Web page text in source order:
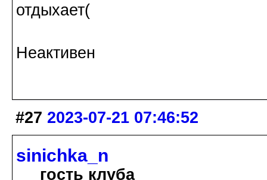
отдыхает(
Неактивен
#27 2023-07-21 07:46:52
sinichka_n
гость клуба